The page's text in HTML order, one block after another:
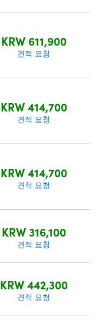
KRW 611,900
견적 요청
KRW 414,700
견적 요청
KRW 414,700
견적 요청
KRW 316,100
견적 요청
KRW 442,300
견적 요청